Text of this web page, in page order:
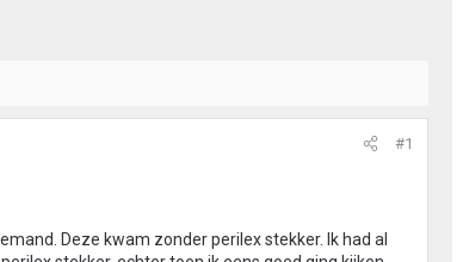
#1
Deze kwam zonder perilex stekker. Ik had al